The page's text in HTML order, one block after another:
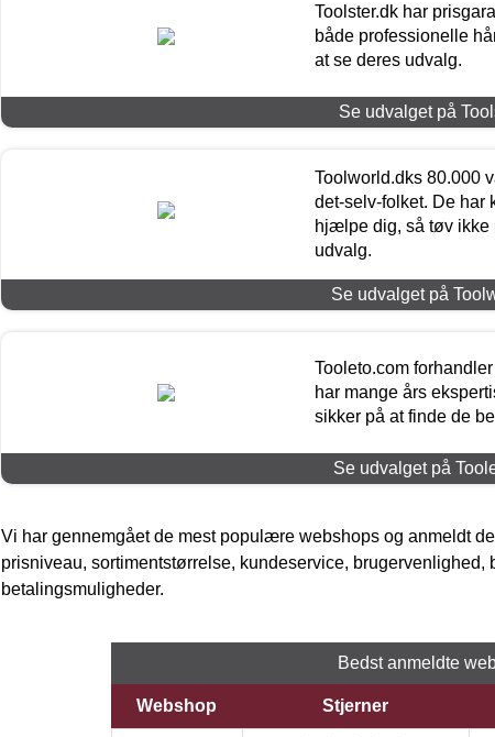
Toolster.dk har
både professionelle
at se deres udvalg.
Se udvalget på
Toolworld.dks 80.000
det-selv-folket. De har
hjælpe dig, så tøv ikke
udvalg.
Se udvalget på
Tooleto.com
har mange års
sikker på at finde de
Se udvalget på
Vi har gennemgået de mest populære webshops og anmeldt
prisniveau, sortimentstørrelse, kundeservice, brugervenlighed,
betalingsmuligheder.
Bedst anmeldte
Webshop Stjerner